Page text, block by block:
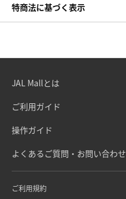
特商法に基づく表示
JAL Mallとは
ご利用ガイド
操作ガイド
よくあるご質問・お問い合わせ
ご利用規約